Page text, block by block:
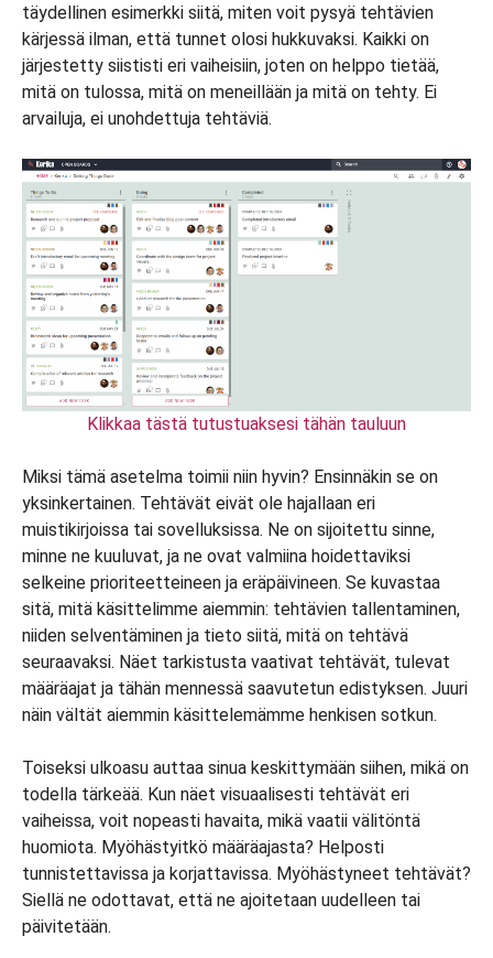
täydellinen esimerkki siitä, miten voit pysyä tehtävien
kärjessä ilman, että tunnet olosi hukkuvaksi. Kaikki on
järjestetty siististi eri vaiheisiin, joten on helppo tietää,
mitä on tulossa, mitä on meneillään ja mitä on tehty. Ei
arvailuja, ei unohdettuja tehtäviä.
Klikkaa tästä tutustuaksesi tähän tauluun
Miksi tämä asetelma toimii niin hyvin? Ensinnäkin se on
yksinkertainen. Tehtävät eivät ole hajallaan eri
muistikirjoissa tai sovelluksissa. Ne on sijoitettu sinne,
minne ne kuuluvat, ja ne ovat valmiina hoidettaviksi
selkeine prioriteetteineen ja eräpäivineen. Se kuvastaa
sitä, mitä käsittelimme aiemmin: tehtävien tallentaminen,
niiden selventäminen ja tieto siitä, mitä on tehtävä
seuraavaksi. Näet tarkistusta vaativat tehtävät, tulevat
määräajat ja tähän mennessä saavutetun edistyksen. Juuri
näin vältät aiemmin käsittelemämme henkisen sotkun.
Toiseksi ulkoasu auttaa sinua keskittymään siihen, mikä on
todella tärkeää. Kun näet visuaalisesti tehtävät eri
vaiheissa, voit nopeasti havaita, mikä vaatii välitöntä
huomiota. Myöhästyitkö määräajasta? Helposti
tunnistettavissa ja korjattavissa. Myöhästyneet tehtävät?
Siellä ne odottavat, että ne ajoitetaan uudelleen tai
päivitetään.